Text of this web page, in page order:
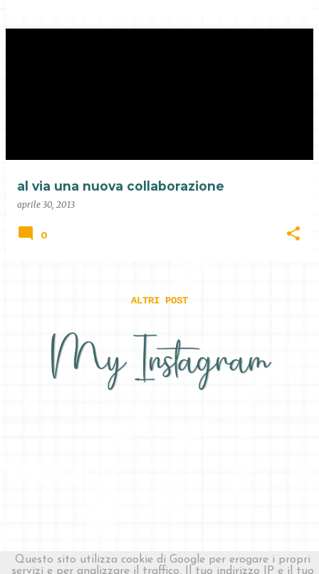
al via una nuova collaborazione
aprile 30, 2013
0
ALTRI POST
Copyright ©2010-2026 Made In Bottega ✍︎ Blogging, Grafica,
Creatività|Privacy Policy
Questo sito utilizza cookie di Google per erogare i propri
servizi e per analizzare il traffico. Il tuo indirizzo IP e il tuo